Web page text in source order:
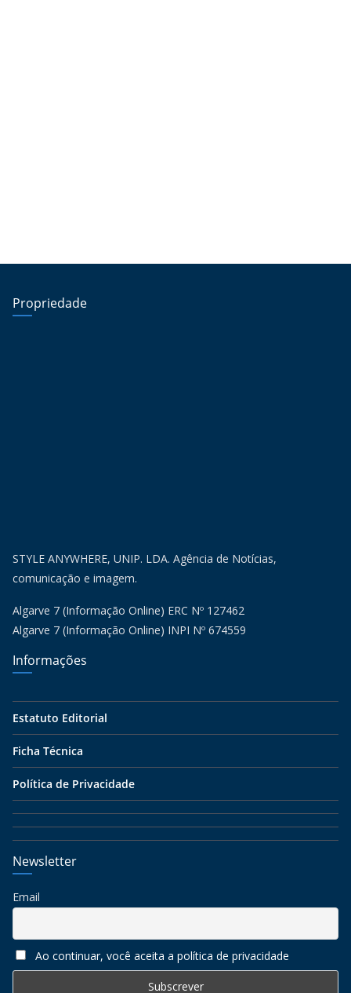
Propriedade
STYLE ANYWHERE, UNIP. LDA. Agência de Notícias,
comunicação e imagem.
Algarve 7 (Informação Online) ERC Nº 127462
Algarve 7 (Informação Online) INPI Nº 674559
Informações
Estatuto Editorial
Ficha Técnica
Política de Privacidade
Newsletter
Email
Ao continuar, você aceita a política de privacidade